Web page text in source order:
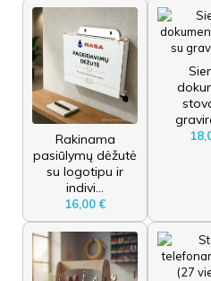
Rakinama
pasiūlymų dėžutė
su logotipu ir
indivi...
16,00 €